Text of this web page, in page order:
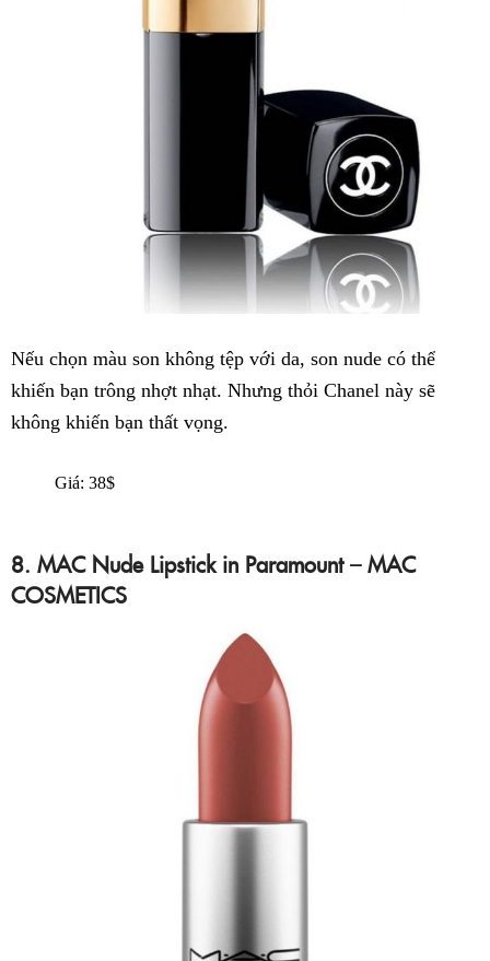
Nếu chọn màu son không tệp với da, son nude có thể
khiến bạn trông nhợt nhạt. Nhưng thỏi Chanel này sẽ
không khiến bạn thất vọng.
Giá: 38$
8. MAC Nude Lipstick in Paramount – MAC
COSMETICS